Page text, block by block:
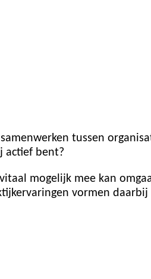
tussen
actief bent?
mogelijk mee kan
vormen